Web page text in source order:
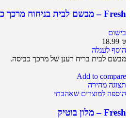
Fresh – מבשם לבית בניחוח מרכך כביסה
בישום
18.99 ₪
הוסף לעגלה
מבשם לבית בריח רענן של מרכך כביסה.
Add to compare
תצוגה מהירה
הוספה למוצרים שאהבתי
Fresh – מלון בוטיק